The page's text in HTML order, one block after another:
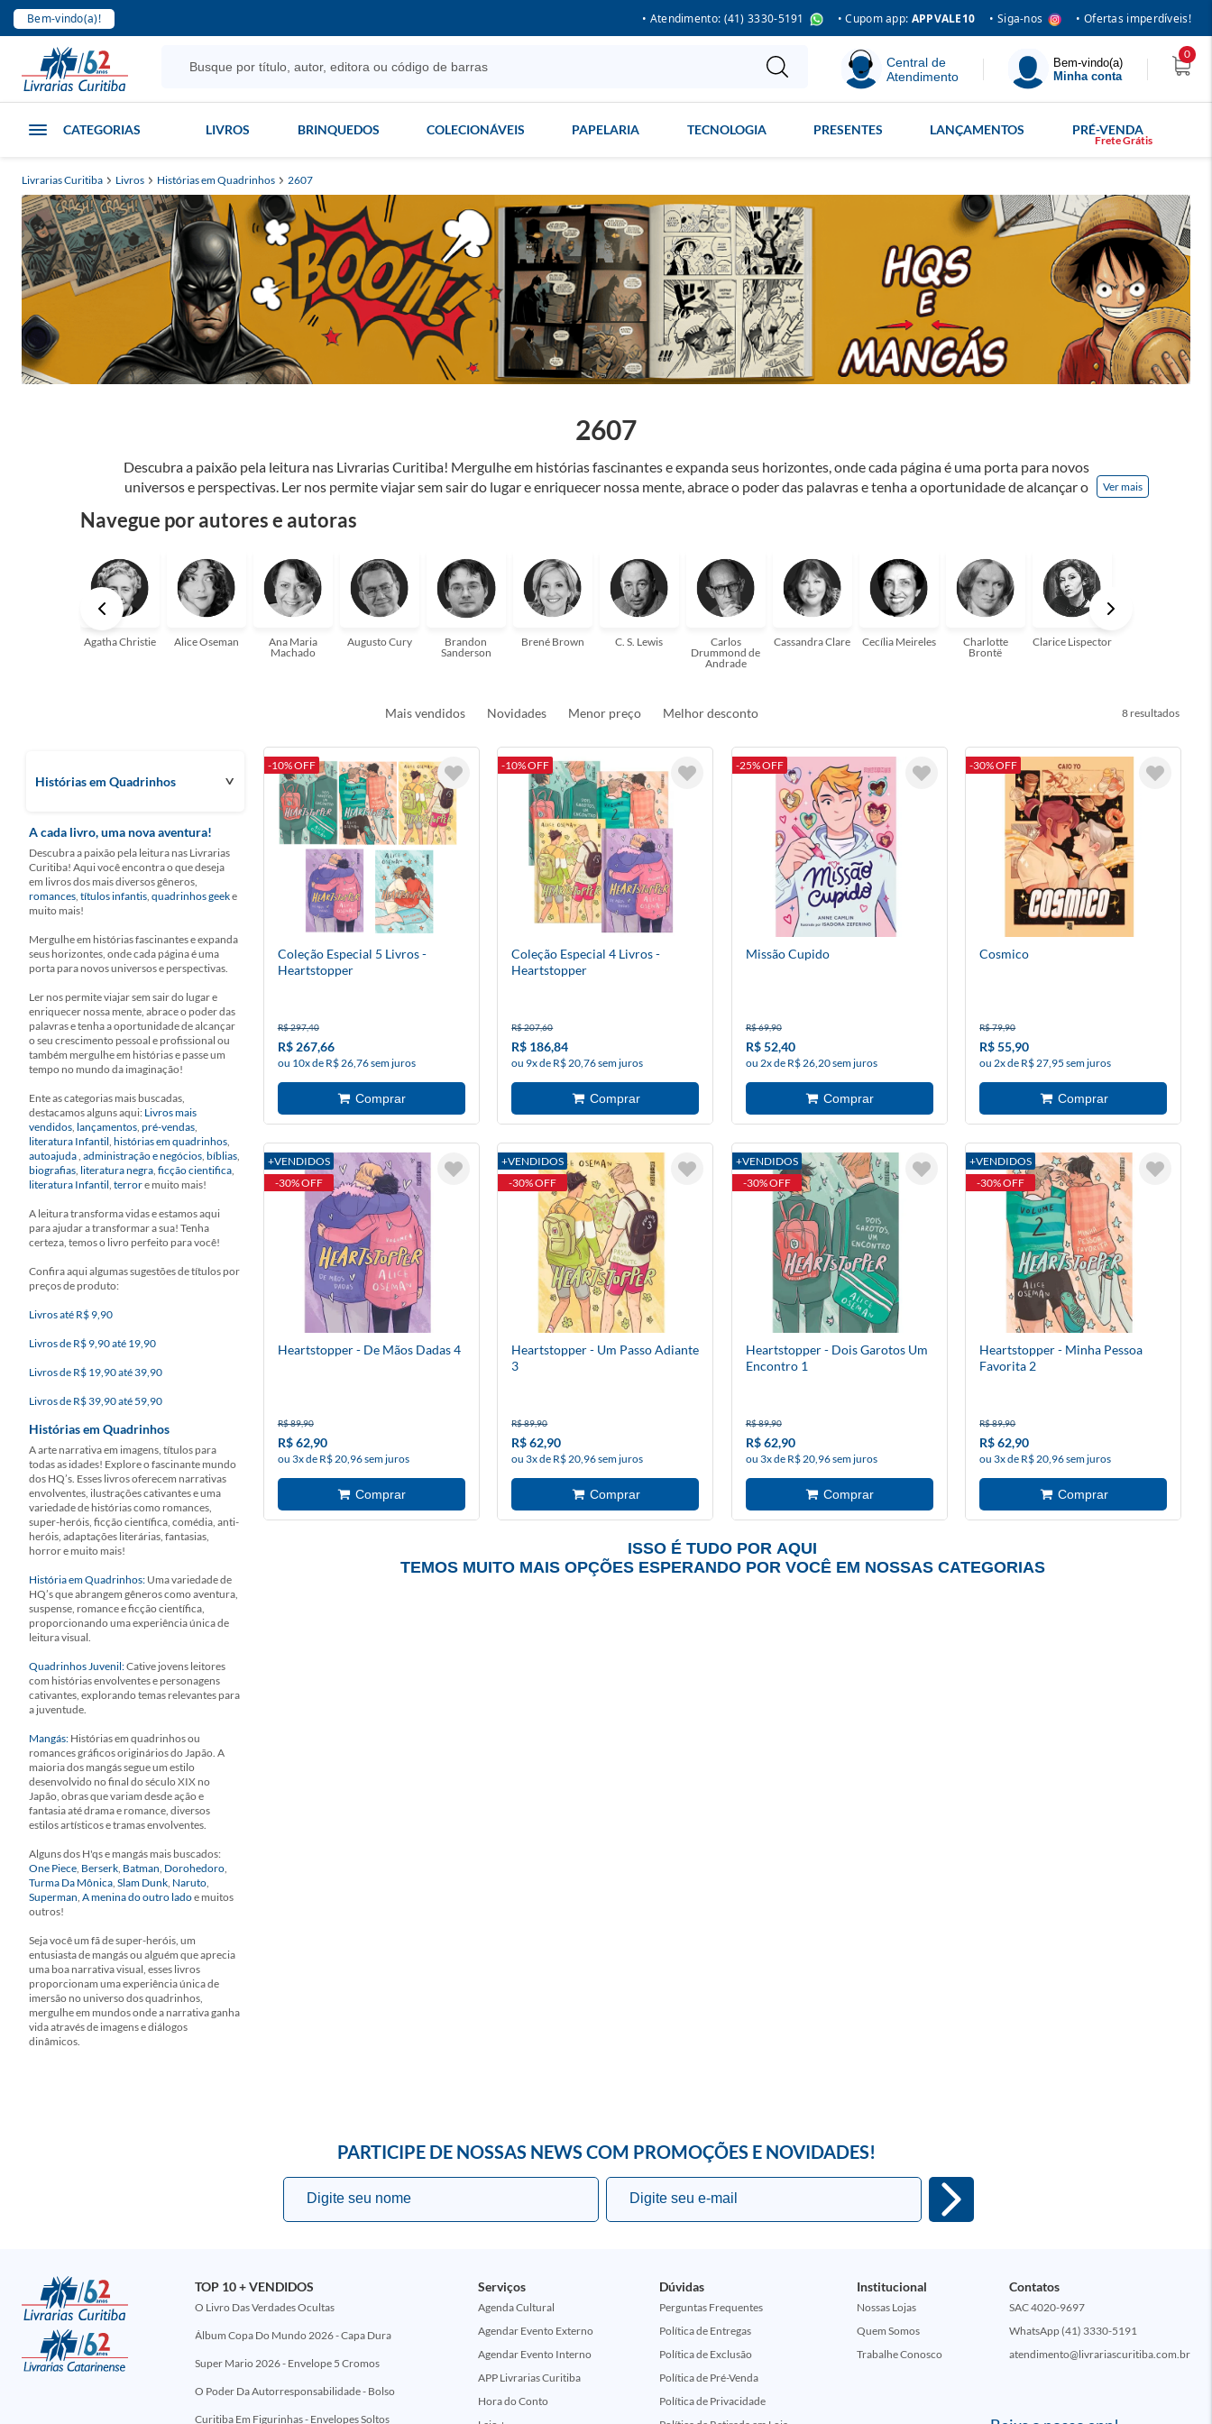
Bem-vindo(a)! • Atendimento: (41) 3330-5191 • Cupom app: APPVALE10 • Siga-nos • Ofertas imperdíveis!
Central de
Atendimento
Bem-vindo(a)
Minha conta
0
CATEGORIAS LIVROS BRINQUEDOS COLECIONÁVEIS PAPELARIA TECNOLOGIA PRESENTES LANÇAMENTOS PRÉ-VENDA
Livrarias Curitiba Livros Histórias em Quadrinhos 2607
Descubra a paixão pela leitura nas Livrarias Curitiba! Mergulhe em histórias fascinantes e expanda seus horizontes, onde cada página é uma porta para novos
universos e perspectivas. Ler nos permite viajar sem sair do lugar e enriquecer nossa mente, abrace o poder das palavras e tenha a oportunidade de alcançar o
aqui para ajudar a transformar a sua! Tenha certeza, temos o livro perfeito para você!
Ver mais
2607
Navegue por autores e autoras
Agatha Christie Alice Oseman
Ana Maria
Machado
Augusto Cury
Brandon
Sanderson
Brené Brown C. S. Lewis
Carlos
Drummond de
Andrade
Cassandra Clare Cecília Meireles
Charlotte
Brontë
Clarice Lispector
Mais vendidos Novidades Menor preço Melhor desconto 8
Histórias em Quadrinhos
A cada livro, uma nova aventura!
Descubra a paixão pela leitura nas Livrarias
Curitiba! Aqui você encontra o que deseja
em livros dos mais diversos gêneros,
romances, títulos infantis, quadrinhos geeke
muito mais!
Mergulhe em histórias fascinantes e expanda
seus horizontes, onde cada página é uma
porta para novos universos e perspectivas.
Ler nos permite viajar sem sair do lugar e
enriquecer nossa mente, abrace o poder das
palavras e tenha a oportunidade de alcançar
o seu crescimento pessoal e profissional ou
também mergulhe em histórias e passe um
tempo no mundo da imaginação!
Ente as categorias mais buscadas,
destacamos alguns aqui: Livros mais
vendidos, lançamentos, pré-vendas,
literatura Infantil, histórias em quadrinhos,
autoajuda, administração e negócios, bíblias,
biografias, literatura negra, ficção cientifica,
literatura Infantil, terrore muito mais!
A leitura transforma vidas e estamos aqui
para ajudar a transformar a sua! Tenha
certeza, temos o livro perfeito para você!
Confira aqui algumas sugestões de títulos por
preços de produto:
Livros até R$ 9,90
Livros de R$ 9,90 até 19,90
Livros de R$ 19,90 até 39,90
Livros de R$ 39,90 até 59,90
Histórias em Quadrinhos
A arte narrativa em imagens, títulos para
todas as idades! Explore o fascinante mundo
dos HQ’s. Esses livros oferecem narrativas
envolventes, ilustrações cativantes e uma
variedade de histórias como romances,
super-heróis, ficção científica, comédia, anti-
heróis, adaptações literárias, fantasias,
horror e muito mais!
História em Quadrinhos: Uma variedade de
HQ’s que abrangem gêneros como aventura,
suspense, romance e ficção científica,
proporcionando uma experiência única de
leitura visual.
Quadrinhos Juvenil:Cative jovens leitores
com histórias envolventes e personagens
cativantes, explorando temas relevantes para
a juventude.
Mangás: Histórias em quadrinhos ou
romances gráficos originários do Japão. A
maioria dos mangás segue um estilo
desenvolvido no final do século XIX no
Japão, obras que variam desde ação e
fantasia até drama e romance, diversos
estilos artísticos e tramas envolventes.
Alguns dos H'qs e mangás mais buscados:
One Piece, Berserk, Batman, Dorohedoro,
Turma Da Mônica, Slam Dunk, Naruto,
Superman, A menina do outro ladoe muitos
outros!
Seja você um fã de super-heróis, um
entusiasta de mangás ou alguém que aprecia
uma boa narrativa visual, esses livros
proporcionam uma experiência única de
imersão no universo dos quadrinhos,
mergulhe em mundos onde a narrativa ganha
vida através de imagens e diálogos
dinâmicos.
-10% OFF
Coleção Especial 5 Livros -
Heartstopper
R$ 297,40
R$ 267,66
ou 10x de R$ 26,76 sem juros
-10% OFF
Coleção Especial 4 Livros -
Heartstopper
R$ 207,60
R$ 186,84
ou 9x de R$ 20,76 sem juros
-25% OFF
Missão Cupido
R$ 69,90
R$ 52,40
ou 2x de R$ 26,20 sem juros
-30% OFF
Cosmico
R$ 79,90
R$ 55,90
ou 2x de R$ 27,95 sem juros
+VENDIDOS
-30% OFF
Heartstopper - De Mãos Dadas 4
R$ 89,90
R$ 62,90
ou 3x de R$ 20,96 sem juros
+VENDIDOS
-30% OFF
Heartstopper - Um Passo Adiante
3
R$ 89,90
R$ 62,90
ou 3x de R$ 20,96 sem juros
+VENDIDOS
-30% OFF
Heartstopper - Dois Garotos Um
Encontro 1
R$ 89,90
R$ 62,90
ou 3x de R$ 20,96 sem juros
+VENDIDOS
-30% OFF
Heartstopper - Minha Pessoa
Favorita 2
R$ 89,90
R$ 62,90
ou 3x de R$ 20,96 sem juros
ISSO É TUDO POR AQUI
TEMOS MUITO MAIS OPÇÕES ESPERANDO POR VOCÊ EM NOSSAS CATEGORIAS
PARTICIPE DE NOSSAS NEWS COM PROMOÇÕES E NOVIDADES!
TOP 10 + VENDIDOS
O Livro Das Verdades Ocultas
Álbum Copa Do Mundo 2026 - Capa Dura
Super Mario 2026 - Envelope 5 Cromos
O Poder Da Autorresponsabilidade - Bolso
Curitiba Em Figurinhas - Envelopes Soltos
Serviços
Agenda Cultural
Agendar Evento Externo
Agendar Evento Interno
APP Livrarias Curitiba
Hora do Conto
Dúvidas
Perguntas Frequentes
Política de Entregas
Política de Exclusão
Política de Pré-Venda
Política de Privacidade
Institucional
Nossas Lojas
Quem Somos
Trabalhe Conosco
Contatos
SAC 4020-9697
WhatsApp (41) 3330-5191
atendimento@livrariascuritiba.com.br